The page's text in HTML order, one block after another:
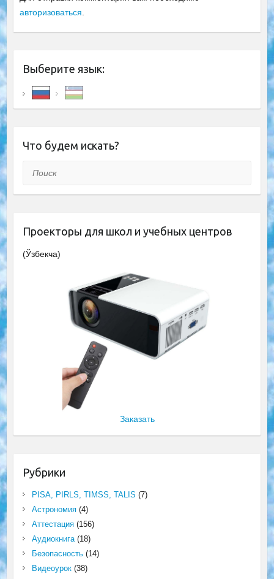
авторизоваться.
Выберите язык:
Что будем искать?
Поиск
Проекторы для школ и учебных центров
(Ўзбекча)
Заказать
Рубрики
PISA, PIRLS, TIMSS, TALIS (7)
Астрономия(4)
Аттестация(156)
Аудиокнига(18)
Безопасность(14)
Видеоурок(38)